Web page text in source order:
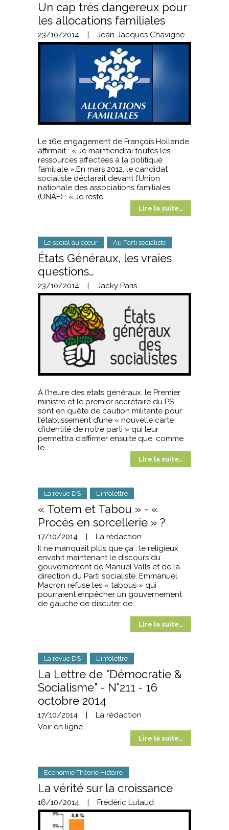
Un cap très dangereux pour
les allocations familiales
23/10/2014 Jean-Jacques Chavigné
Le 16e engagement de François Hollande
affirmait : « Je maintiendrai toutes les
ressources affectées à la politique
familiale ».En mars 2012, le candidat
socialiste déclarait devant l’Union
nationale des associations familiales
(UNAF) : « Je reste…
Lire la suite…
Le social au cœur Au Parti socialiste
États Généraux, les vraies
questions…
23/10/2014 Jacky Paris
À l’heure des états généraux, le Premier
ministre et le premier secrétaire du PS
sont en quête de caution militante pour
l’établissement d’une « nouvelle carte
d’identité de notre parti » qui leur
permettra d’affirmer ensuite que, comme
le…
Lire la suite…
La revue DS L'infolettre
« Totem et Tabou » - «
Procès en sorcellerie » ?
17/10/2014
La rédaction
Il ne manquait plus que ça : le religieux
envahit maintenant le discours du
gouvernement de Manuel Valls et de la
direction du Parti socialiste. Emmanuel
Macron refuse les « tabous » qui
pourraient empêcher un gouvernement
de gauche de discuter de…
Lire la suite…
La revue DS L'infolettre
La Lettre de "Démocratie &
Socialisme" - N°211 - 16
octobre 2014
17/10/2014
La rédaction
Voir en ligne…
Lire la suite…
Economie Théorie Histoire
La vérité sur la croissance
16/10/2014 Frédéric Lutaud